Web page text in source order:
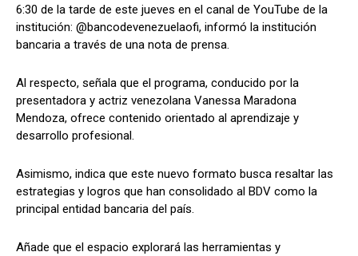
6:30 de la tarde de este jueves en el canal de YouTube de la
institución: @bancodevenezuelaofi, informó la institución
bancaria a través de una nota de prensa.
Al respecto, señala que el programa, conducido por la
presentadora y actriz venezolana Vanessa Maradona
Mendoza, ofrece contenido orientado al aprendizaje y
desarrollo profesional.
Asimismo, indica que este nuevo formato busca resaltar las
estrategias y logros que han consolidado al BDV como la
principal entidad bancaria del país.
Añade que el espacio explorará las herramientas y